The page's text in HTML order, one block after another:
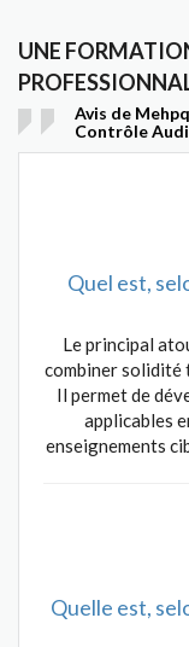
UNE
Avis de
Contrôle
Quel est,
Le principal
combiner solidité
Il permet de
applicables
enseignements
Quelle est,